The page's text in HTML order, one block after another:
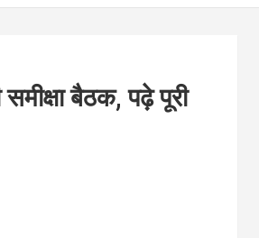
बैठक, पढ़े पूरी